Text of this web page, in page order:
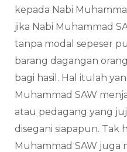
kepada Nabi
jika Nabi Muhammad
tanpa modal sepeser
barang dagangan
bagi hasil. Hal itulah
Muhammad SAW
atau pedagang yang
disegani siapapun. Tak
Muhammad SAW juga